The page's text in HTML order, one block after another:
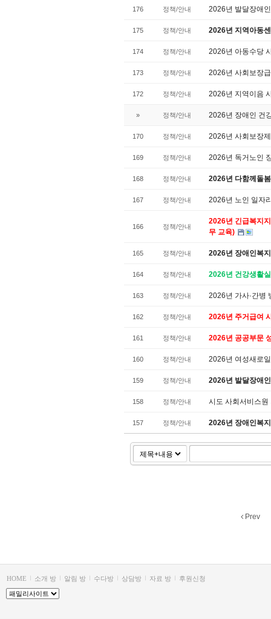
176 정책/안내 2026년 발달장애
175 정책/안내 2026년 지역아동
174 정책/안내 2026년 아동수당
173 정책/안내 2026년 사회보장
172 정책/안내 2026년 지역이음
» 정책/안내 2026년 장애인 건
170 정책/안내 2026년 사회보장
169 정책/안내 2026년 독거노인
168 정책/안내 2026년 다함께돌
167 정책/안내 2026년 노인 일자
166 정책/안내
2026년 긴급복지
무 교육)
165 정책/안내 2026년 장애인복
164 정책/안내 2026년 건강생활
163 정책/안내 2026년 가사·간병
162 정책/안내 2026년 주거급여
161 정책/안내 2026년 공공부문
160 정책/안내 2026년 여성새로
159 정책/안내 2026년 발달장애
158 정책/안내 시도 사회서비스
157 정책/안내 2026년 장애인복
Prev
HOME 소개 방 알림 방 수다방 상담방 자료 방 후원신청